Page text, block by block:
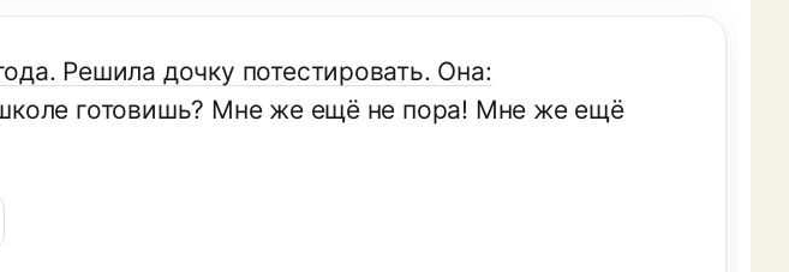
Решила дочку потестировать. Она:
готовишь? Мне же ещё не пора! Мне же ещё